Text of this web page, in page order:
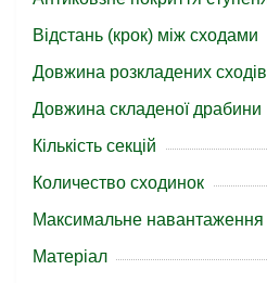
Відстань (крок) між сходами
Довжина розкладених сходів
Довжина складеної драбини
Кількість секцій
Количество сходинок
Максимальне навантаження
Матеріал